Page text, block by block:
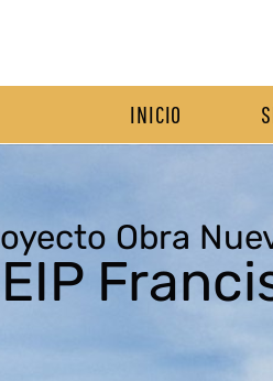
INICIO
Obra